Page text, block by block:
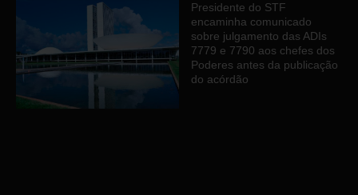
Presidente do STF
encaminha comunicado
sobre julgamento das ADIs
7779 e 7790 aos chefes dos
Poderes antes da publicação
do acórdão